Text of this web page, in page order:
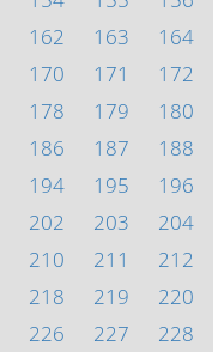
162 163
164
170 171
172
178 179
180
186 187
188
194 195
196
202 203
204
210 211
212
218 219
220
226 227
228